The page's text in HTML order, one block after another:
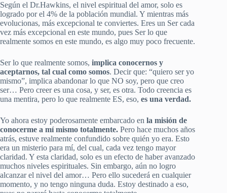
Según el Dr.Hawkins, el nivel espiritual del amor, solo es
logrado por el 4% de la población mundial. Y mientras más
evolucionas, más excepcional te conviertes. Eres un Ser cada
vez más excepcional en este mundo, pues Ser lo que
realmente somos en este mundo, es algo muy poco frecuente.
Ser lo que realmente somos, implica conocernos y
aceptarnos, tal cual como somos. Decir que: “quiero ser yo
mismo”, implica abandonar lo que NO soy, pero que creo
ser… Pero creer es una cosa, y ser, es otra. Todo creencia es
una mentira, pero lo que realmente ES, eso, es una verdad.
Yo ahora estoy poderosamente embarcado en la misión de
conocerme a mí mismo totalmente. Pero hace muchos años
atrás, estuve realmente confundido sobre quién yo era. Esto
era un misterio para mí, del cual, cada vez tengo mayor
claridad. Y esta claridad, solo es un efecto de haber avanzado
muchos niveles espirituales. Sin embargo, aún no logro
alcanzar el nivel del amor… Pero ello sucederá en cualquier
momento, y no tengo ninguna duda. Estoy destinado a eso,